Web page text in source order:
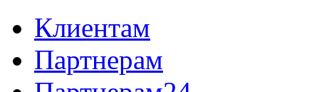
Клиентам
Партнерам